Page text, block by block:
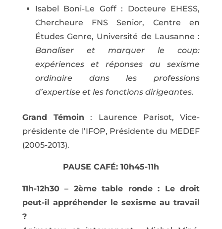
Isabel Boni-Le Goff : Docteure EHESS,
Chercheure FNS Senior, Centre en
Études Genre, Université de Lausanne :
Banaliser et marquer le coup:
expériences et réponses au sexisme
ordinaire dans les professions
d’expertise et les fonctions dirigeantes.
Grand Témoin : Laurence Parisot, Vice-
présidente de l’IFOP, Présidente du MEDEF
(2005-2013).
PAUSE CAFÉ: 10h45-11h
11h-12h30 – 2ème table ronde : Le droit
peut-il appréhender le sexisme au travail
?